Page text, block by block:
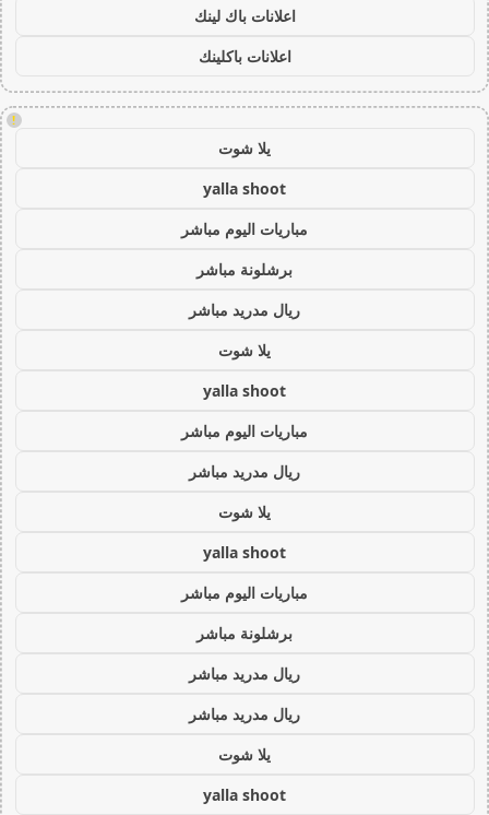
اعلانات باك لينك
اعلانات باكلينك
!
يلا شوت
yalla shoot
مباريات اليوم مباشر
برشلونة مباشر
ريال مدريد مباشر
يلا شوت
yalla shoot
مباريات اليوم مباشر
ريال مدريد مباشر
يلا شوت
yalla shoot
مباريات اليوم مباشر
برشلونة مباشر
ريال مدريد مباشر
ريال مدريد مباشر
يلا شوت
yalla shoot